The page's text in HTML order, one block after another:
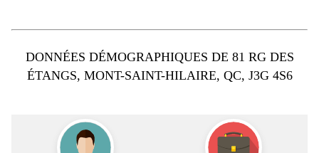
DONNÉES DÉMOGRAPHIQUES DE 81 RG DES
ÉTANGS, MONT-SAINT-HILAIRE, QC, J3G 4S6